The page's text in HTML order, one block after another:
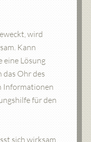
wird
Kann
eine Lösung
das Ohr des
Informationen
für den
sich wirksam